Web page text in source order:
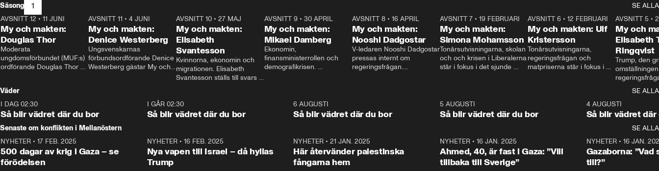
Säsong 1
SE ALLA
26:27
AVSNITT 12 • 11 JUNI
My och makten:
Douglas Thor
Moderata
ungdomsförbundet (MUF:s)
ordförande Douglas Thor
tonårsutvisningarna och hur
Moderaterna ska locka
väljare till valet i höst.
23:40
AVSNITT 11 •4 JUNI
My och makten:
Denice Westerberg
Ungsvenskarnas
förbundsordförande Denice
Westerberg gästar My och
AVSNITT 10 •27 MAJ
My och makten:
Elisabeth
Svantesson
Kvinnorna, ekonomin och
migrationen. Elisabeth
Svantesson ställs till svars
AVSNITT 9• 30 APRIL
My och makten:
Mikael Damberg
Ekonomin,
finansministerrollen och
demografikrisen.
och Makten.
AVSNITT 8• 16 APRIL
My och makten:
Nooshi Dadgostar
V-ledaren Nooshi Dadgostar
pressas internt om
regeringsfrågan.
– Vi ställer upp i val. Ska vi
vara med så sitter vi förstås
24:30
AVSNITT 7• 19 FEBRUARI
My och makten:
Simona Mohamsson
Tonårsutvisningarna, skolan
och och krisen i Liberalerna
står i fokus i det sjunde
kommentator My
Rohwedder ställer
utbildnings- och
Mohamsson till svars.
27:30
AVSNITT 6 •12 FEBRUARI
My och makten: Ulf
Kristersson
Tonårsutvisningarna,
regeringsfrågan och
matpriserna står i fokus i
Rohwedder ställer
statsminister Ulf Kristersson
AVSNITT 5 •
My och
Elisabeth
Ringqvist
Trump, den
centrum i
avsnittet av
Makten”. Se
Aftonbladets
Rohwedder
Thand Ring
Väder
SE ALLA
I DAG 02:30
Så blir vädret där du bor
1:06
I GÅR 02:30
Så blir vädret där du bor
6 AUGUSTI
Så blir vädret där du bor
5 AUGUSTI
Så blir vädret där du bor
4 AUGUSTI
Så blir vädret där
Senaste om konflikten i Mellanöstern
SE ALLA
NYHETER • 17 FEB. 2025
500 dagar av krig i Gaza – se
förödelsen
NYHETER• 16 FEB. 2025
Nya vapen till Israel – då hyllas
Trump
NYHETER •21 JAN. 2025
Här återvänder palestinska
fångarna hem
NYHETER• 16 JAN. 2025
Ahmed, 40, är fast i Gaza: ”Vill
tillbaka till Sverige”
NYHETER• 16 JAN.
Gazaborna:
till?”